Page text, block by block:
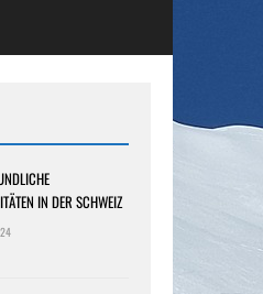
IN DER SCHWEIZ